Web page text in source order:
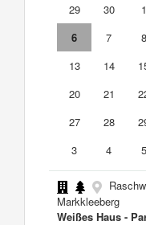
29
30 1
6
7 8
13
14
20
21
27
28
3
4 5
Markkleeberg
Weißes Haus -